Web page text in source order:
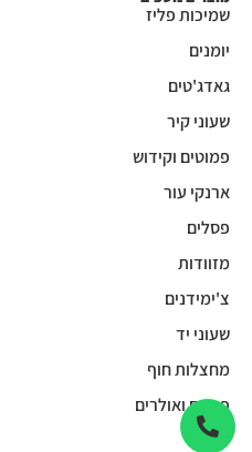
שמיכות פליז
יומנים
גאדג'טים
שעוני קיר
פמוטים וקידוש
ארנקי עור
פסלים
מזוודות
צ'ימידנים
שעוני יד
מחצלות חוף
פנסים ואולרים